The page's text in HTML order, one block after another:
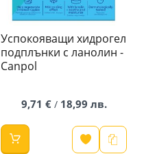
Успокояващи хидрогел
подплънки с ланолин -
Canpol
9,71 €/ 18,99 лв.